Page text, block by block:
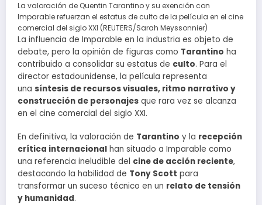
La valoración de Quentin Tarantino y su exención con
Imparable refuerzan el estatus de culto de la película en el cine
comercial del siglo XXI (REUTERS/Sarah Meyssonnier)
La influencia de Imparable en la industria es objeto de
debate, pero la opinión de figuras como Tarantino ha
contribuido a consolidar su estatus de culto. Para el
director estadounidense, la película representa
una síntesis de recursos visuales, ritmo narrativo y
construcción de personajes que rara vez se alcanza
en el cine comercial del siglo XXI.
En definitiva, la valoración de Tarantino y la recepción
crítica internacional han situado a Imparable como
una referencia ineludible del cine de acción reciente,
destacando la habilidad de Tony Scott para
transformar un suceso técnico en un relato de tensión
y humanidad.